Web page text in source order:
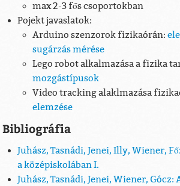
max 2-3 fős csoportokban
Pojekt javaslatok:
Arduino szenzorok fizikaórán:
sugárzás mérése
Lego robot alkalmazása a fizika
mozgástípusok
Video tracking alaklmazása
elemzése
Bibliográfia
Juhász, Tasnádi, Jenei, Illy, Wiener,
a középiskolában I.
Juhász, Tasnádi, Jenei, Wiener,